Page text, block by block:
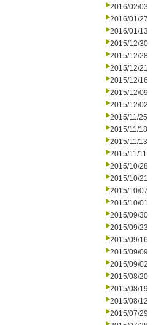
2016/02/03
2016/01/27
2016/01/13
2015/12/30
2015/12/28
2015/12/21
2015/12/16
2015/12/09
2015/12/02
2015/11/25
2015/11/18
2015/11/13
2015/11/11
2015/10/28
2015/10/21
2015/10/07
2015/10/01
2015/09/30
2015/09/23
2015/09/16
2015/09/09
2015/09/02
2015/08/20
2015/08/19
2015/08/12
2015/07/29